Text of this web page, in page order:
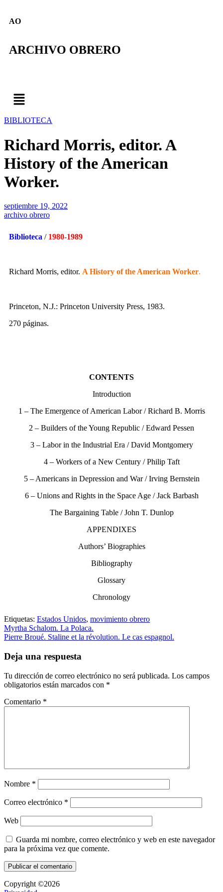
AO
ARCHIVO OBRERO
BIBLIOTECA
Richard Morris, editor. A
History of the American
Worker.
septiembre 19, 2022
archivo obrero
Biblioteca / 1980-1989
Richard Morris, editor. A History of the American Worker.
Princeton, N.J.: Princeton University Press, 1983.
270 páginas.
CONTENTS
Introduction
1 – The Emergence of American Labor / Richard B. Morris
2 – Builders of the Young Republic / Edward Pessen
3 – Labor in the Industrial Era / David Montgomery
4 – Workers of a New Century / Philip Taft
5 – Americans in Depression and War / Irving Bernstein
6 – Unions and Rights in the Space Age / Jack Barbash
The Bargaining Table / John T. Dunlop
APPENDIXES
Authors’ Biographies
Bibliography
Glossary
Chronology
Etiquetas: Estados Unidos, movimiento obrero
Myrtha Schalom. La Polaca.
Pierre Broué. Staline et la révolution. Le cas espagnol.
Deja una respuesta
Tu dirección de correo electrónico no será publicada. Los campos
obligatorios están marcados con *
Comentario *
Nombre *
Correo electrónico *
Web
Guarda mi nombre, correo electrónico y web en este navegador
para la próxima vez que comente.
Copyright ©2026